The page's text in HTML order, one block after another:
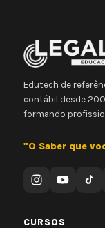
Edutech de
contábil desde
formando
"O Saber que
CURSOS